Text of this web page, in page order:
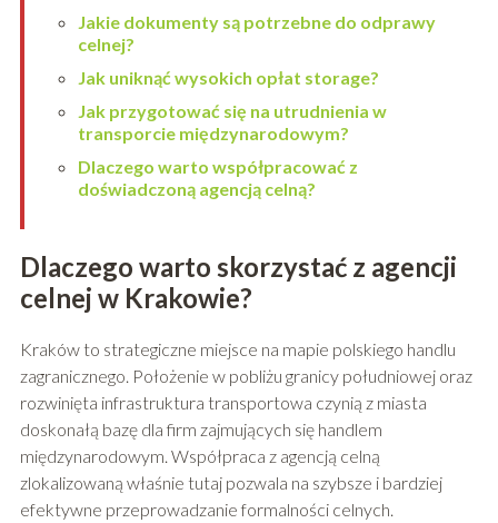
Jakie dokumenty są potrzebne do odprawy
celnej?
Jak uniknąć wysokich opłat storage?
Jak przygotować się na utrudnienia w
transporcie międzynarodowym?
Dlaczego warto współpracować z
doświadczoną agencją celną?
Dlaczego warto skorzystać z agencji
celnej w Krakowie?
Kraków to strategiczne miejsce na mapie polskiego handlu
zagranicznego. Położenie w pobliżu granicy południowej oraz
rozwinięta infrastruktura transportowa czynią z miasta
doskonałą bazę dla firm zajmujących się handlem
międzynarodowym. Współpraca z agencją celną
zlokalizowaną właśnie tutaj pozwala na szybsze i bardziej
efektywne przeprowadzanie formalności celnych.